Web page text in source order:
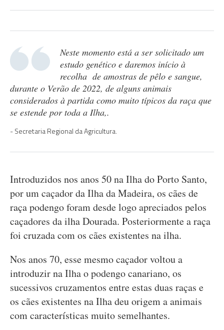
Neste momento está a ser solicitado um
estudo genético e daremos início à
recolha de amostras de pêlo e sangue,
durante o Verão de 2022, de alguns animais
considerados à partida como muito típicos da raça que
se estende por toda a Ilha,.
Secretaria Regional da Agricultura.
Introduzidos nos anos 50 na Ilha do Porto Santo,
por um caçador da Ilha da Madeira, os cães de
raça podengo foram desde logo apreciados pelos
caçadores da ilha Dourada. Posteriormente a raça
foi cruzada com os cães existentes na ilha.
Nos anos 70, esse mesmo caçador voltou a
introduzir na Ilha o podengo canariano, os
sucessivos cruzamentos entre estas duas raças e
os cães existentes na Ilha deu origem a animais
com características muito semelhantes.